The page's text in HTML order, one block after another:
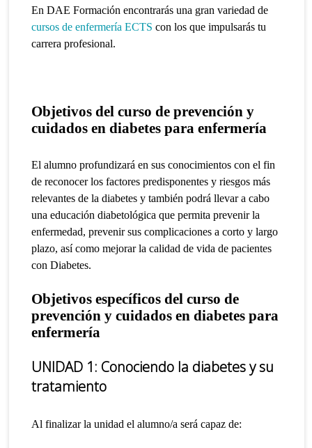
En DAE Formación encontrarás una gran variedad de
cursos de enfermería ECTS con los que impulsarás tu
carrera profesional.
Objetivos del curso deprevención y
cuidados en diabetes para enfermería
El alumno profundizará en sus conocimientos con el fin
de reconocer los factores predisponentes y riesgos más
relevantes de la diabetes y también podrá llevar a cabo
una educación diabetológica que permita prevenir la
enfermedad, prevenir sus complicaciones a corto y largo
plazo, así como mejorar la calidad de vida de pacientes
con Diabetes.
Objetivos específicosdel curso de
prevención y cuidados en diabetes para
enfermería
UNIDAD 1: Conociendo la diabetes y su
tratamiento
Al finalizar la unidad el alumno/a será capaz de: